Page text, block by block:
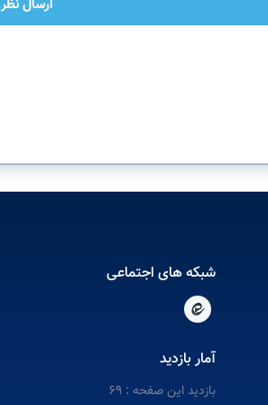
ارسال نظر
شبکه های اجتماعی
آمار بازدید
بازدید این صفحه : 69